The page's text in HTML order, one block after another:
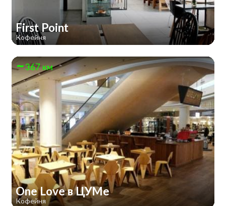
First Point
Кофейня
367 км
One Love в ЦУМе
Кофейня